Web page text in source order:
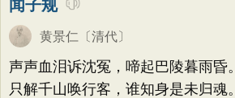
闻子规
黄景仁 〔清代〕
声声血泪诉沈冤，啼起巴陵暮雨昏。
只解千山唤行客，谁知身是未归魂。